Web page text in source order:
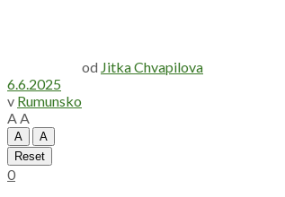
od Jitka Chvapilova
6.6.2025
v Rumunsko
AA
A
A
Reset
0